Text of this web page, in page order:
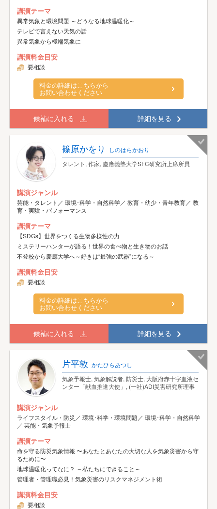
講演テーマ
異常気象と環境問題 ～どうなる地球温暖化～
テレビで言えない天気の話
異常気象から極端気象に
講演料金目安
要相談
料金の詳細はこちらから
お問い合わせください
候補に入れる 詳細を見る
篠原かをり
しのはらかおり
タレント, 作家, 慶應義塾大学SFC研究所上席所員
講演ジャンル
芸能・タレント／ 環境･科学・自然科学／ 教育・幼少・青年教育／ 教
育・実験・パフォーマンス
講演テーマ
【SDGs】世界をつくる生物多様性の力
ミステリーハンターが語る！世界の食べ物と生き物のお話
不登校から慶應大学へ～好きは“最強の武器”になる～
講演料金目安
要相談
料金の詳細はこちらから
お問い合わせください
候補に入れる 詳細を見る
片平敦 かたひらあつし
気象予報士, 気象解説者, 防災士, 大阪府赤十字血液セ
ンター「献血推進大使」, (一社)ADI災害研究所理事
講演ジャンル
ライフスタイル・防災／ 環境･科学・環境問題／ 環境･科学・自然科学
／ 芸能・気象予報士
講演テーマ
命を守る防災気象情報 〜あなたとあなたの大切な人を気象災害から守
るために〜
地球温暖化ってなに？ ～私たちにできること～
管理者・管理職必見！気象災害のリスクマネジメント術
講演料金目安
要相談